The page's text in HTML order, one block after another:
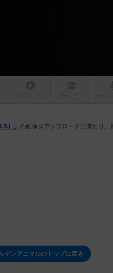
）」 の画像をアップロード出来たり
デンアニマルのトップに戻る